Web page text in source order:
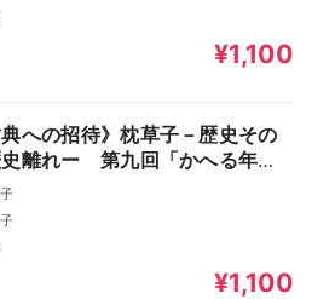
¥1,100
典への招待》枕草子－歴史その
史離れー 第九回「かへる年の
日」段の空間分割
¥1,100